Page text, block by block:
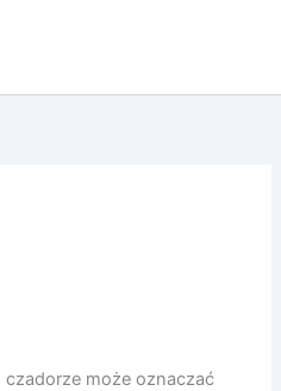
może oznaczać